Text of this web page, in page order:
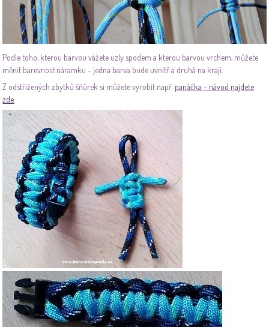
Podle toho, kterou barvou vážete uzly spodem a kterou barvou vrchem, můžete
měnit barevnost náramku - jedna barva bude uvnitř a druhá na kraji.
Z odstřižených zbytků šňůrek si můžete vyrobit např. panáčka - návod najdete
zde